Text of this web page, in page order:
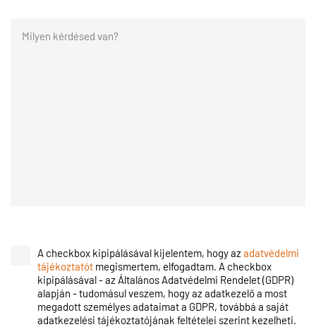
A checkbox kipipálásával kijelentem, hogy azadatvédelmi
tájékoztatót megismertem, elfogadtam. A checkbox
kipipálásával - az Általános Adatvédelmi Rendelet (GDPR)
alapján - tudomásul veszem, hogy az adatkezelő a most
megadott személyes adataimat a GDPR, továbbá a saját
adatkezelési tájékoztatójának feltételei szerint kezelheti.